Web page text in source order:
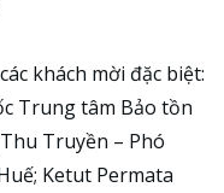
khách mời đặc biệt:
Trung tâm Bảo tồn
Truyền – Phó
Ketut Permata